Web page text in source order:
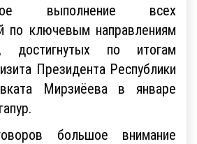
выполнение всех
по ключевым направлениям
достигнутых по итогам
Президента Республики
Мирзиёева в январе
большое внимание